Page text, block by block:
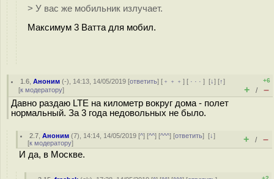
> У вас же мобильник излучает.
Максимум 3 Ватта для мобил.
1.6 ,Аноним (-), 14:13, 14/05/2019 [ответить] [ ﹢﹢﹢] [ · · ·][↓] [↑]
[к модератору]
+6
+ / –
Давно раздаю LTE на километр вокруг дома - полет
нормальный. За 3 года недовольных не было.
2.7 ,Аноним (7), 14:14, 14/05/2019 [^] [^^] [^^^] [ответить][↓]
[к модератору] + / –
И да, в Москве.